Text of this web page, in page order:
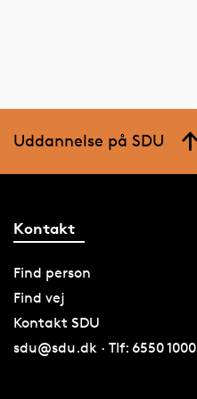
Uddannelse på SDU
Kontakt
Find person
Find vej
Kontakt SDU
sdu@sdu.dk · Tlf: 6550 1000